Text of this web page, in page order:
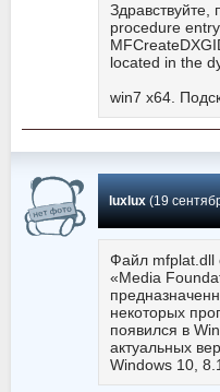
Здравствуйте,
procedure
located in the
win7 x64.
luxlux(19 сентября
Файл mfplat.dll
«Media
некоторых
появился в
актуальных
Windows 10,